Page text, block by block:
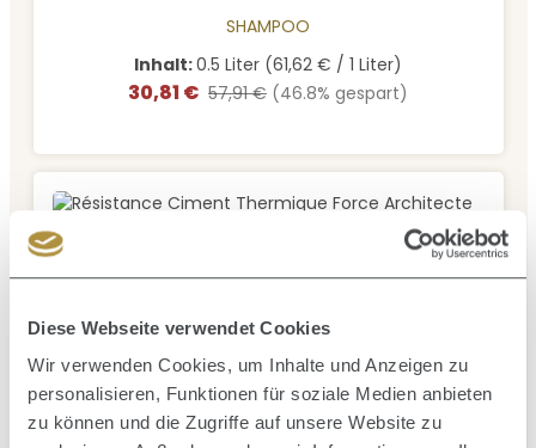
Diese Webseite verwendet Cookies
Wir verwenden Cookies, um Inhalte und Anzeigen zu
personalisieren, Funktionen für soziale Medien anbieten
zu können und die Zugriffe auf unsere Website zu
SHAMPOO
Inhalt:0.5 Liter (61,62 € / 1 Liter)
Verkaufspreis:
30,81 € Regulärer Preis:
57,91 € (46.8% gespart)
Résistance Ciment Thermique Force Architecte 150 ml
HAARLOTION / HAARCREME, HITZESCHUTZ
Inhalt:150 ml (17,99 € / 100 ml)